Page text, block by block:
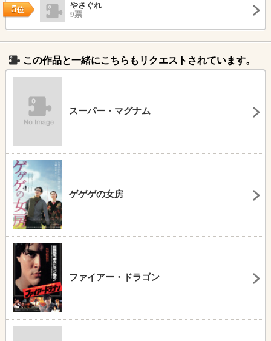
5位
やさぐれ
9票
この作品と一緒にこちらもリクエストされています。
スーパー・マグナム
ゲゲゲの女房
ファイアー・ドラゴン